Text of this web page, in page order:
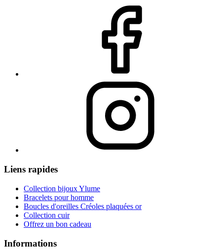
Liens rapides
Collection bijoux Ylume
Bracelets pour homme
Boucles d'oreilles Créoles plaquées or
Collection cuir
Offrez un bon cadeau
Informations